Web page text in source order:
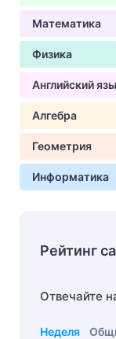
Математика
Физика
Английский
Алгебра
Геометрия
Информатика
Рейтинг
Отвечайте
Неделя